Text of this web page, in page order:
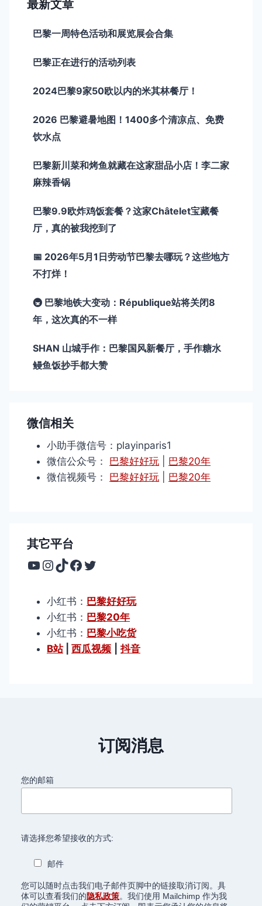
最新文章
巴黎一周特色活动和展览展会合集
巴黎正在进行的活动列表
2024巴黎9家50欧以内的米其林餐厅！
2026 巴黎避暑地图！1400多个清凉点、免费
饮水点
巴黎新川菜和烤鱼就藏在这家甜品小店！李二家
麻辣香锅
巴黎9.9欧炸鸡饭套餐？这家Châtelet宝藏餐
厅，真的被我挖到了
📅 2026年5月1日劳动节巴黎去哪玩？这些地方
不打烊！
🚇 巴黎地铁大变动：République站将关闭8
年，这次真的不一样
SHAN 山城手作：巴黎国风新餐厅，手作糖水
鳗鱼饭抄手都大赞
微信相关
小助手微信号：playinparis1
微信公众号： 巴黎好好玩
巴黎20年
微信视频号： 巴黎好好玩 巴黎20年
其它平台
YouTube
Instagram
TikTok
Facebook
Twitter
小红书： 巴黎好好玩
小红书： 巴黎20年
小红书： 巴黎小吃货
B站| 西瓜视频 抖音
订阅消息
您的邮箱
请选择您希望接收的方式:
邮件
您可以随时点击我们电子邮件页脚中的链接取消订阅。具
体可以查看我们的隐私政策。我们使用 Mailchimp 作为我